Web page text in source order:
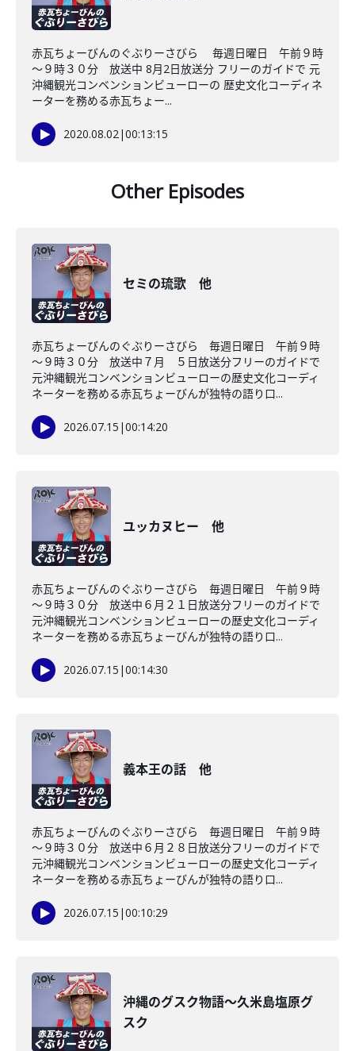
赤瓦ちょーびんのぐぶりーさびら 毎週日曜日 午前９時
～９時３０分 放送中 8月2日放送分 フリーのガイドで 元
沖縄観光コンベンションビューローの 歴史文化コーディネ
ーターを務める赤瓦ちょー...
2020.08.02|00:13:15
Other Episodes
セミの琉歌 他
赤瓦ちょーびんのぐぶりーさびら 毎週日曜日 午前９時
～９時３０分 放送中７月 ５日放送分フリーのガイドで
元沖縄観光コンベンションビューローの歴史文化コーディ
ネーターを務める赤瓦ちょーびんが独特の語り口...
2026.07.15 |00:14:20
ユッカヌヒー 他
赤瓦ちょーびんのぐぶりーさびら 毎週日曜日 午前９時
～９時３０分 放送中６月２１日放送分フリーのガイドで
元沖縄観光コンベンションビューローの歴史文化コーディ
ネーターを務める赤瓦ちょーびんが独特の語り口...
2026.07.15 |00:14:30
義本王の話 他
赤瓦ちょーびんのぐぶりーさびら 毎週日曜日 午前９時
～９時３０分 放送中６月２８日放送分フリーのガイドで
元沖縄観光コンベンションビューローの歴史文化コーディ
ネーターを務める赤瓦ちょーびんが独特の語り口...
2026.07.15 |00:10:29
沖縄のグスク物語～久米島塩原グ
スク